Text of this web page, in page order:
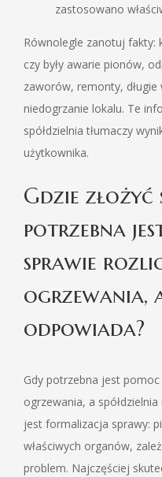
zastosowano
Równolegle zanotuj fakty:
czy były awarie pionów,
zaworów, remonty,
niedogrzanie lokalu. Te
spółdzielnia tłumaczy
użytkownika.
Gdzie
potrzebna
sprawie
ogrzewania,
odpowiada?
Gdy potrzebna jest
ogrzewania, a
jest formalizacja sprawy:
właściwych organów,
problem. Najczęściej